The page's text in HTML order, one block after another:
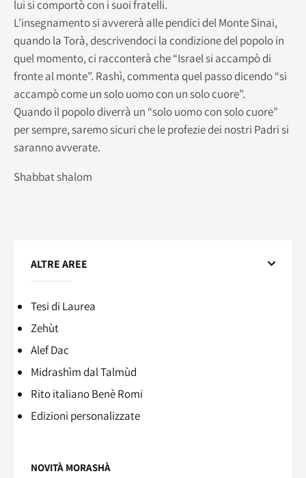
lui si comportò con i suoi fratelli.
L’insegnamento si avvererà alle pendici del Monte Sinai,
quando la Torà, descrivendoci la condizione del popolo in
quel momento, ci racconterà che “Israel si accampò di
fronte al monte”. Rashì, commenta quel passo dicendo “si
accampò come un solo uomo con un solo cuore”.
Quando il popolo diverrà un “solo uomo con solo cuore”
per sempre, saremo sicuri che le profezie dei nostri Padri si
saranno avverate.
Shabbat shalom
ALTRE AREE
Tesi di Laurea
Zehùt
Alef Dac
Midrashìm dal Talmùd
Rito italiano Benè Romi​
Edizioni personalizzate
NOVITÀ MORASHÀ